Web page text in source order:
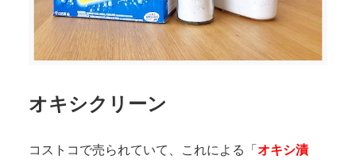
オキシクリーン
コストコで売られていて、これによる「 オキシ漬